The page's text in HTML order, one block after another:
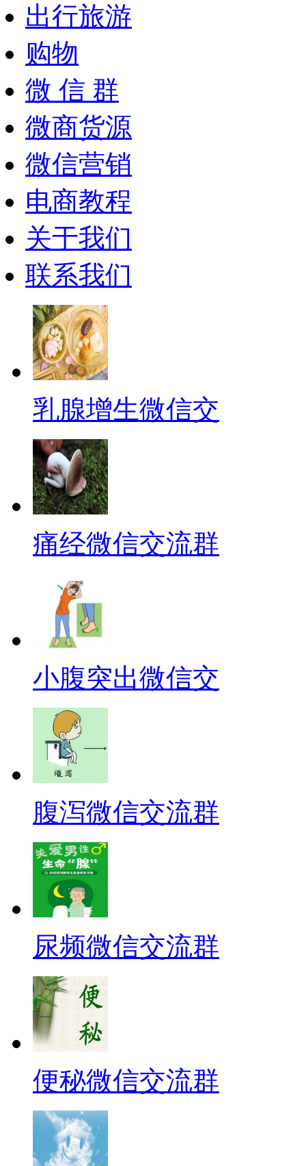
出行旅游
购物
微 信 群
微商货源
微信营销
电商教程
关于我们
联系我们
乳腺增生微信交
痛经微信交流群
小腹突出微信交
腹泻微信交流群
尿频微信交流群
便秘微信交流群